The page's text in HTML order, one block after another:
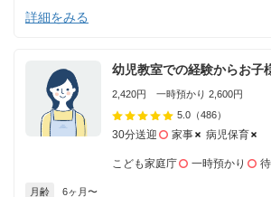
詳細をみる
幼児教室での経験からお子
2,420円 一時預かり 2,600円
5.0 （486）
30分送迎 家事 病児保育
こども家庭庁 一時預かり
月齢 6ヶ月〜